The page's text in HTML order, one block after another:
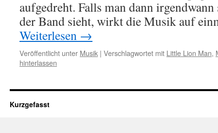
aufgedreht. Falls man dann
der Band sieht, wirkt die Musik auf
Weiterlesen →
Veröffentlicht unter Musik | Verschlagwortet mit Little Lion Man,
hinterlassen
Kurzgefasst